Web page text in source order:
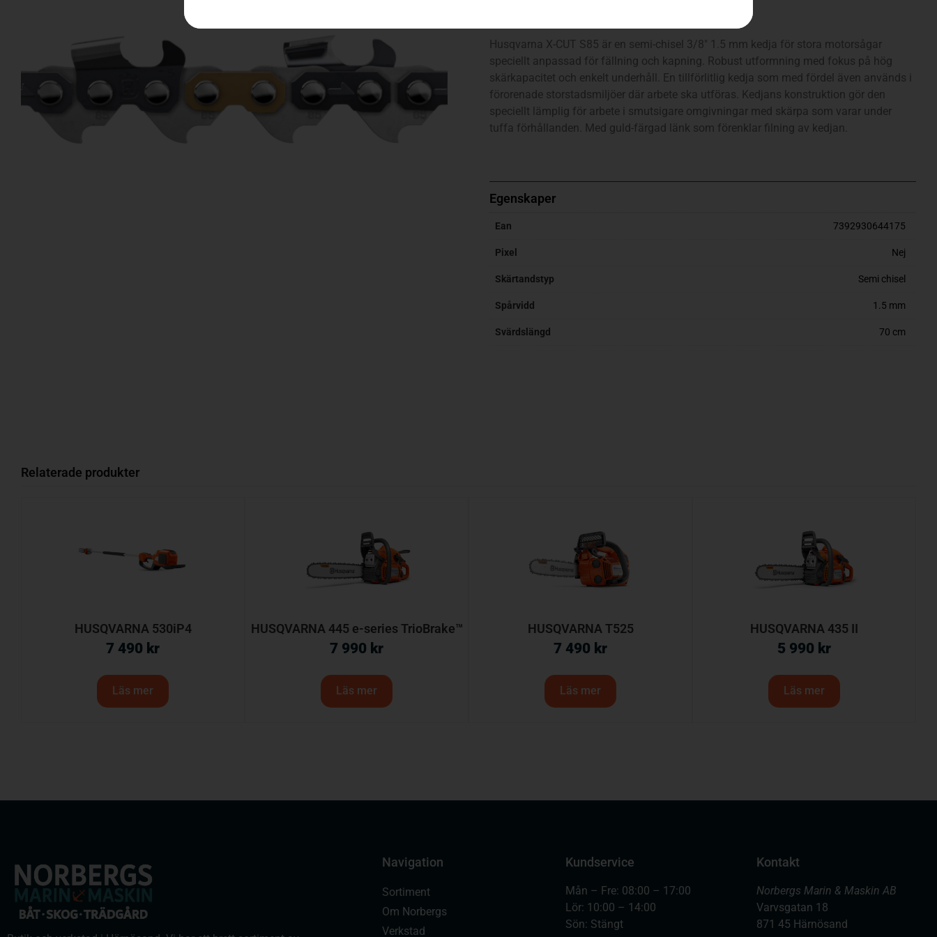
Husqvarna X-CUT S85 är en semi-chisel 3/8″ 1.5 mm kedja för stora motorsågar
speciellt anpassad för fällning och kapning. Robust utformning med fokus på hög
skärkapacitet och enkelt underhåll. En tillförlitlig kedja som med fördel även används i
förorenade storstadsmiljöer där arbete ska utföras. Kedjans konstruktion gör den
speciellt lämplig för arbete i smutsigare omgivningar med skärpa som varar under
tuffa förhållanden. Med guld-färgad länk som förenklar filning av kedjan.
Egenskaper
Ean 7392930644175
Pixel Nej
Skärtandstyp Semi chisel
Spårvidd 1.5 mm
Svärdslängd 70 cm
Relaterade produkter
HUSQVARNA 530iP4
7 490 kr
Läs mer
HUSQVARNA 445 e-series TrioBrake™
7 990 kr
Läs mer
HUSQVARNA T525
7 490 kr
Läs mer
HUSQVARNA 435 II
5 990 kr
Läs mer
Navigation
Sortiment
Om Norbergs
Verkstad
Kundservice
Mån – Fre: 08:00 – 17:00
Lör: 10:00 – 14:00
Sön: Stängt
Kontakt
Norbergs Marin & Maskin AB
Varvsgatan 18
871 45 Härnösand